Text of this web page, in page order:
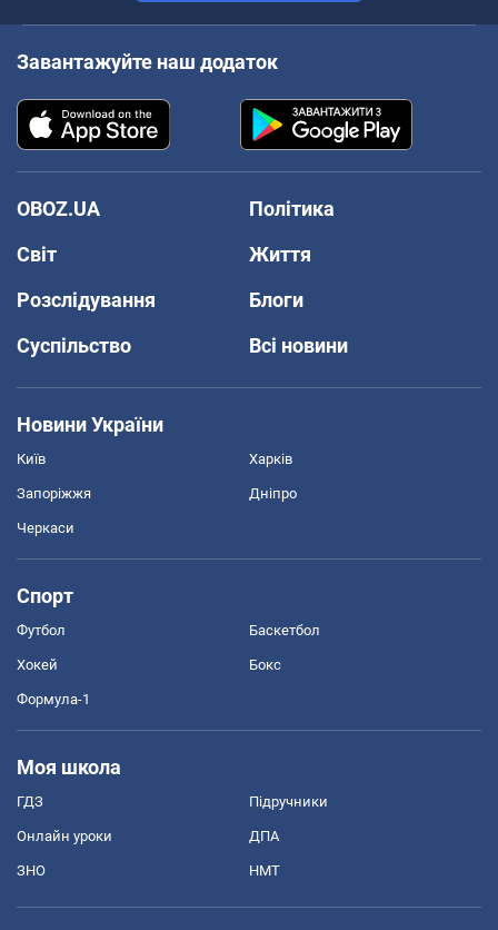
Завантажуйте наш додаток
OBOZ.UA
Політика
Світ
Життя
Розслідування
Блоги
Суспільство
Всі новини
Новини України
Київ Харків
Запоріжжя Дніпро
Черкаси
Спорт
Футбол Баскетбол
Хокей Бокс
Формула-1
Моя школа
ГДЗ Підручники
Онлайн уроки ДПА
ЗНО НМТ